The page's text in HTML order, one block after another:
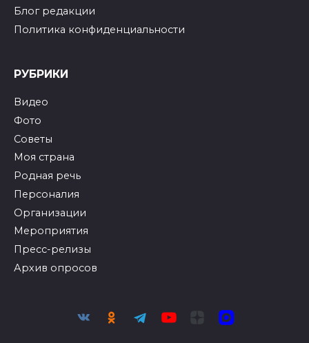
Блог редакции
Политика конфиденциальности
РУБРИКИ
Видео
Фото
Советы
Моя страна
Родная речь
Персоналия
Организации
Мероприятия
Пресс-релизы
Архив опросов